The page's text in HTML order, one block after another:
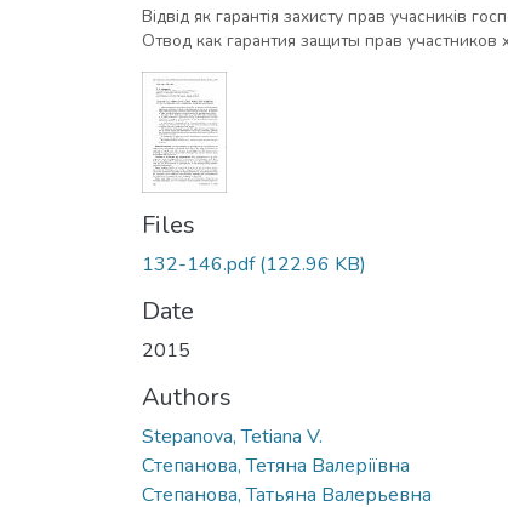
Відвід як гарантія захисту прав учасників
Отвод как гарантия защиты прав участников
Files
132-146.pdf(122.96 KB)
Date
2015
Authors
Stepanova, Tetiana V.
Степанова, Тетяна Валеріївна
Степанова, Татьяна Валерьевна